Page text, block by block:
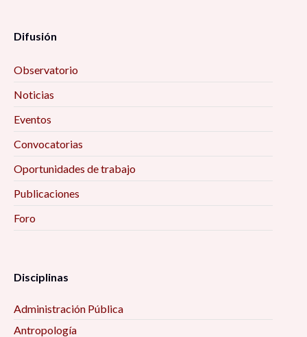
Difusión
Observatorio
Noticias
Eventos
Convocatorias
Oportunidades de trabajo
Publicaciones
Foro
Disciplinas
Administración Pública
Antropología